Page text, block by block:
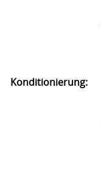
Konditionierung: